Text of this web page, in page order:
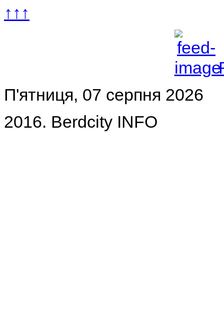
↑↑↑
П'ятниця, 07 серпня 2026
2016. Berdcity INFO